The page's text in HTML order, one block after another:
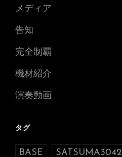
メディア
告知
完全制覇
機材紹介
演奏動画
タグ
BASE SATSUMA3042